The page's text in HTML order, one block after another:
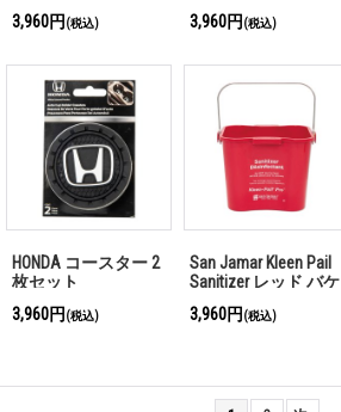
3,960円 (税込)
3,960円 (税込)
HONDA コースター 2
枚セット
3,960円 (税込)
San Jamar Kleen Pail
Sanitizer レッド バケ
3,960円 (税込)